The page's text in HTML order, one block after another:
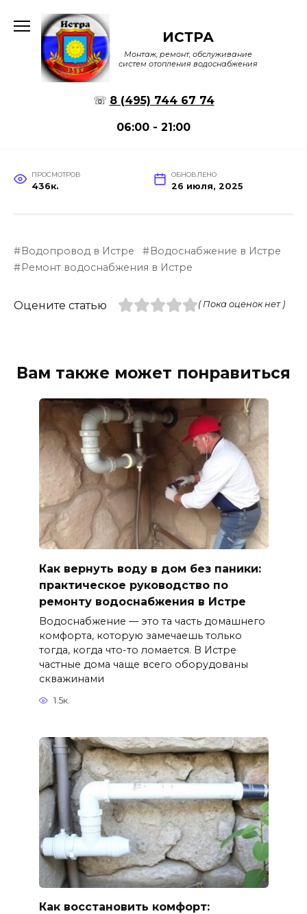
содержанию
ИСТРА
Монтаж, ремонт, обслуживание
систем отопления водоснабжения
☏ 8 (495) 744 67 74
06:00 - 21:00
ПРОСМОТРОВ
436к.
ОБНОВЛЕНО
26 июля, 2025
Водопровод в Истре
Водоснабжение в Истре
Ремонт водоснабжения в Истре
Оцените статью ( Пока оценок нет )
Вам также может понравиться
Как вернуть воду в дом без паники:
практическое руководство по
ремонту водоснабжения в Истре
Водоснабжение — это та часть домашнего
комфорта, которую замечаешь только
тогда, когда что-то ломается. В Истре
частные дома чаще всего оборудованы
скважинами
1.5к.
Как восстановить комфорт: